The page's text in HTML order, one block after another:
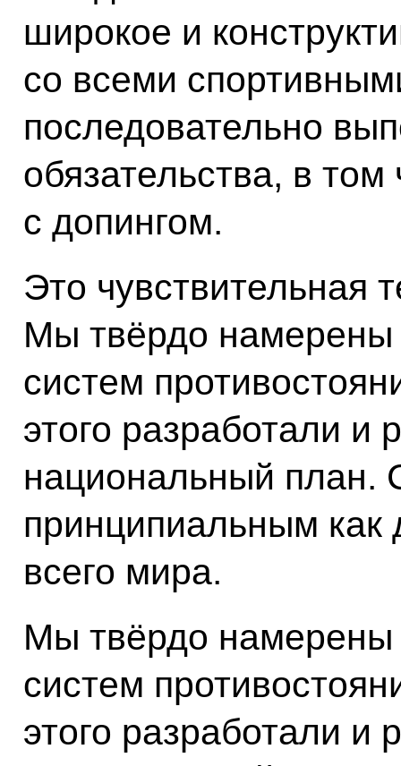
широкое и
со всеми
последовательно
обязательства, в
с допингом.
Это чувствительная
Мы твёрдо намерены
систем
этого разработали и
национальный план.
принципиальным как
всего мира.
Мы твёрдо намерены
систем
этого разработали и